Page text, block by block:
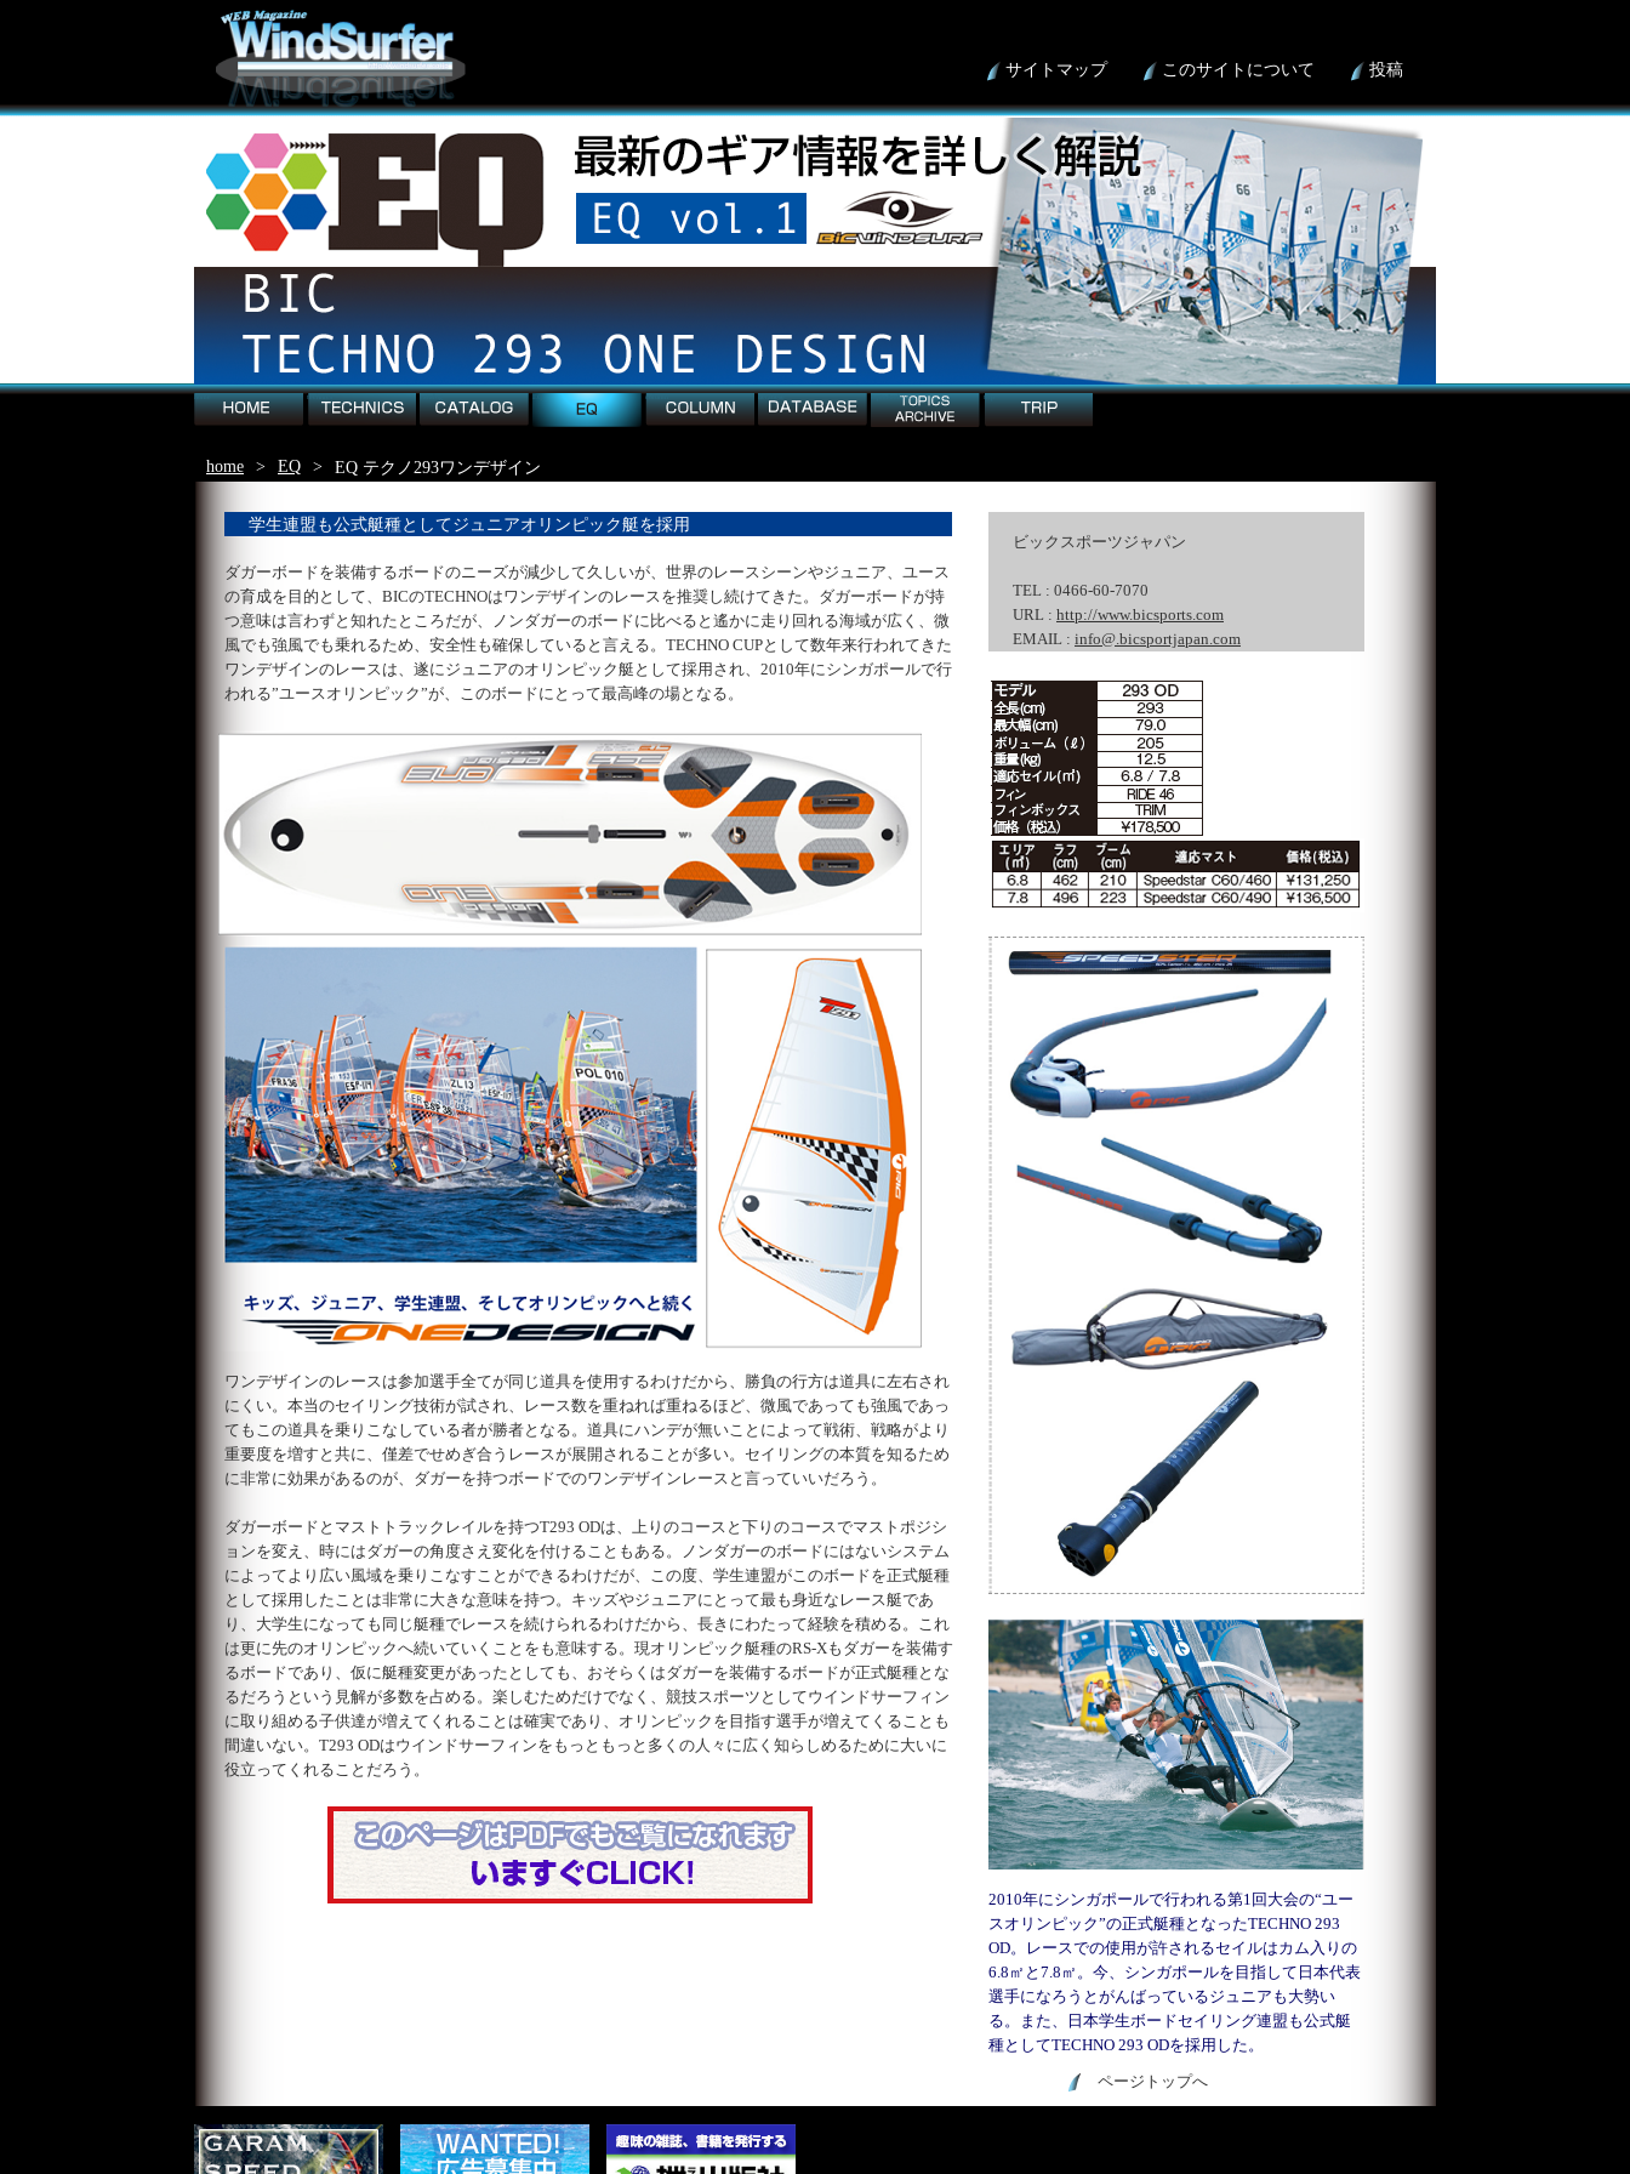
サイトマップ このサイトについて 投稿
technics column topicArchive trip
home > EQ > EQ テクノ293ワンデザイン
学生連盟も公式艇種としてジュニアオリンピック艇を採用
ダガーボードを装備するボードのニーズが減少して久しいが、世界のレースシーンやジュニア、ユース
の育成を目的として、BICのTECHNOはワンデザインのレースを推奨し続けてきた。ダガーボードが持
つ意味は言わずと知れたところだが、ノンダガーのボードに比べると遙かに走り回れる海域が広く、微
風でも強風でも乗れるため、安全性も確保していると言える。TECHNO CUPとして数年来行われてきた
ワンデザインのレースは、遂にジュニアのオリンピック艇として採用され、2010年にシンガポールで行
われる”ユースオリンピック”が、このボードにとって最高峰の場となる。
ワンデザインのレースは参加選手全てが同じ道具を使用するわけだから、勝負の行方は道具に左右され
にくい。本当のセイリング技術が試され、レース数を重ねれば重ねるほど、微風であっても強風であっ
てもこの道具を乗りこなしている者が勝者となる。道具にハンデが無いことによって戦術、戦略がより
重要度を増すと共に、僅差でせめぎ合うレースが展開されることが多い。セイリングの本質を知るため
に非常に効果があるのが、ダガーを持つボードでのワンデザインレースと言っていいだろう。
ダガーボードとマストトラックレイルを持つT293 ODは、上りのコースと下りのコースでマストポジシ
ョンを変え、時にはダガーの角度さえ変化を付けることもある。ノンダガーのボードにはないシステム
によってより広い風域を乗りこなすことができるわけだが、この度、学生連盟がこのボードを正式艇種
として採用したことは非常に大きな意味を持つ。キッズやジュニアにとって最も身近なレース艇であ
り、大学生になっても同じ艇種でレースを続けられるわけだから、長きにわたって経験を積める。これ
は更に先のオリンピックへ続いていくことをも意味する。現オリンピック艇種のRS-Xもダガーを装備す
るボードであり、仮に艇種変更があったとしても、おそらくはダガーを装備するボードが正式艇種とな
るだろうという見解が多数を占める。楽しむためだけでなく、競技スポーツとしてウインドサーフィン
に取り組める子供達が増えてくれることは確実であり、オリンピックを目指す選手が増えてくることも
間違いない。T293 ODはウインドサーフィンをもっともっと多くの人々に広く知らしめるために大いに
役立ってくれることだろう。
ビックスポーツジャパン
TEL : 0466-60-7070
URL : http://www.bicsports.com
EMAIL : info@.bicsportjapan.com
2010年にシンガポールで行われる第1回大会の“ユー
スオリンピック”の正式艇種となったTECHNO 293
OD。レースでの使用が許されるセイルはカム入りの
6.8㎡と7.8㎡。今、シンガポールを目指して日本代表
選手になろうとがんばっているジュニアも大勢い
る。また、日本学生ボードセイリング連盟も公式艇
種としてTECHNO 293 ODを採用した。
ページトップへ